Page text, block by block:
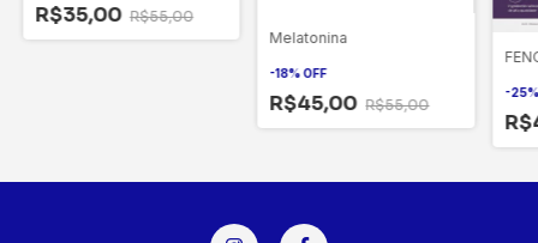
R$35,00 R$55,00
Melatonina
-18%OFF
R$45,00 R$55,00
-25